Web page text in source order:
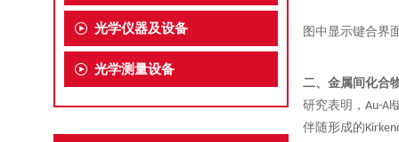
光学仪器及设备
光学测量设备
图中显示键合界
二、 金属间化合
研究表明， Au-Al
伴随形成的